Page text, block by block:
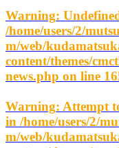
Warning:
/home/users/2/
m/web/
content/themes/
news.php on line
Warning: Attempt
in /home/users/2/
m/web/